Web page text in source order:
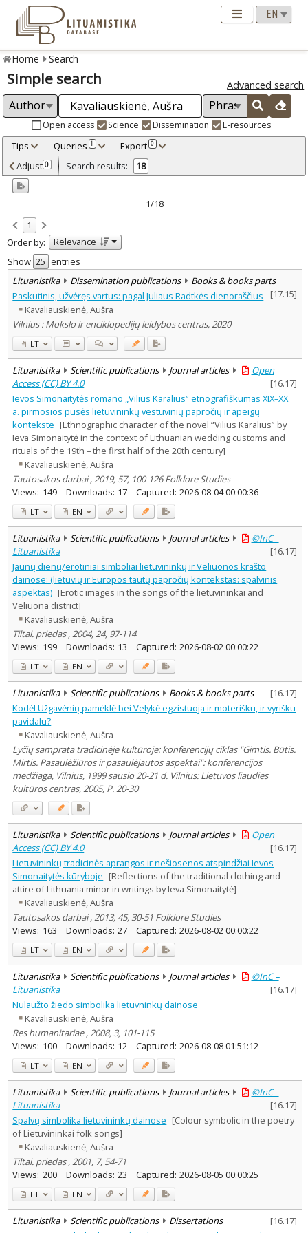
Home Search
Simple search Advanced search
Open access Science Dissemination E-resources
Tips Queries 1 Export 0
Adjusted by criteria 0
Year
Refine
Open access
Scientific publications 17
Dissemination publications
Document Type:
Books & books parts 8
Journal articles 9
Dissertations 1
Subject area:
Education
1
Ethnology 9
History
Linguistics 1
Sociology 6
Management 1
Text language
Country of publication
Historical periods
Lithuanian place names
Subject
Adjust 0 Search results: 18
1/18
1
Order by:
Relevance
Show
entries
Lituanistika
Dissemination publications
Books & books parts
[17.15]
Paskutinis, užvėręs vartus: pagal Juliaus Radtkės dienoraščius
Kavaliauskienė, Aušra
Vilnius : Mokslo ir enciklopedijų leidybos centras, 2020
LT
Lituanistika Scientific publications Journal articles
Open
Access (CC) BY 4.0
[16.17]
Ievos Simonaitytės romano „Vilius Karalius“ etnografiškumas XIX–XX
a. pirmosios pusės lietuvininkų vestuvinių papročių ir apeigų
kontekste [Ethnographic character of the novel “Vilius Karalius” by
Ieva Simonaitytė in the context of Lithuanian wedding customs and
rituals of the 19th – the first half of the 20th century]
Kavaliauskienė, Aušra
Tautosakos darbai , 2019, 57, 100-126 Folklore Studies
Views: 149 Downloads: 17 Captured: 2026-08-04 00:00:36
LT EN
Lituanistika Scientific publications Journal articles
©InC –
Lituanistika
[16.17]
Jaunų dienų/erotiniai simboliai lietuvininkų ir Veliuonos krašto
dainose: (lietuvių ir Europos tautų papročių kontekstas: spalvinis
aspektas) [Erotic images in the songs of the lietuvininkai and
Veliuona district]
Kavaliauskienė, Aušra
Tiltai. priedas , 2004, 24, 97-114
Views: 199 Downloads: 13 Captured: 2026-08-02 00:00:22
LT EN
Lituanistika Scientific publications Books & books parts [16.17]
Kodėl Užgavėnių pamėklė bei Velykė egzistuoja ir moterišku, ir vyrišku
pavidalu?
Kavaliauskienė, Aušra
Lyčių samprata tradicinėje kultūroje: konferencijų ciklas "Gimtis. Būtis.
Mirtis. Pasaulėžiūros ir pasaulėjautos aspektai": konferencijos
medžiaga, Vilnius, 1999 sausio 20-21 d. Vilnius: Lietuvos liaudies
kultūros centras, 2005, P. 20-30
Lituanistika Scientific publications Journal articles
Open
Access (CC) BY 4.0
[16.17]
Lietuvininkų tradicinės aprangos ir nešiosenos atspindžiai Ievos
Simonaitytės kūryboje [Reflections of the traditional clothing and
attire of Lithuania minor in writings by Ieva Simonaitytė]
Kavaliauskienė, Aušra
Tautosakos darbai , 2013, 45, 30-51 Folklore Studies
Views: 163 Downloads: 27 Captured: 2026-08-02 00:00:22
LT EN
Lituanistika Scientific publications Journal articles
©InC –
Lituanistika
[16.17]
Nulaužto žiedo simbolika lietuvninkų dainose
Kavaliauskienė, Aušra
Res humanitariae , 2008, 3, 101-115
Views: 100 Downloads: 12 Captured: 2026-08-08 01:51:12
LT EN
Lituanistika Scientific publications Journal articles
©InC –
Lituanistika
[16.17]
Spalvų simbolika lietuvininkų dainose [Colour symbolic in the poetry
of Lietuvininkai folk songs]
Kavaliauskienė, Aušra
Tiltai. priedas , 2001, 7, 54-71
Views: 200 Downloads: 23 Captured: 2026-08-05 00:00:25
LT EN
Lituanistika Scientific publications Dissertations [16.17]